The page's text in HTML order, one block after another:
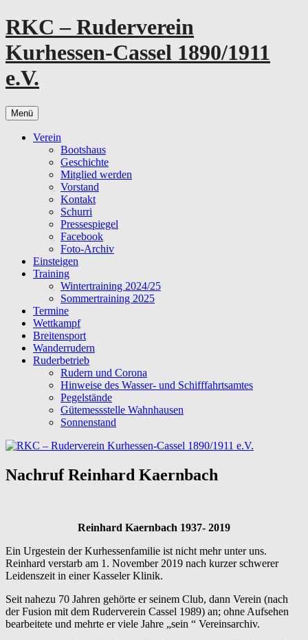
Zum
Inhalt
springen
RKC – Ruderverein
Kurhessen-Cassel 1890/1911
e.V.
Menü
Verein
Bootshaus
Geschichte
Mitglied werden
Vorstand
Kontakt
Schurri
Pressespiegel
Facebook
Foto-Archiv
Einsteigen
Training
Wintertraining 2024/25
Sommertraining 2025
Termine
Wettkampf
Breitensport
Wanderrudern
Ruderbetrieb
Rudern und Corona
Hinweise des Wasser- und Schifffahrtsamtes
Pegelstände
Gütemessstelle Wahnhausen
Sonnenstand
Nachruf Reinhard Kaernbach
Reinhard Kaernbach 1937- 2019
Ein Urgestein der Kurhessenfamilie ist nicht mehr unter uns.
Reinhard verstarb am 1. November 2019 nach kurzer schwerer
Leidenszeit in einer Kasseler Klinik.
Seit nahezu 70 Jahren gehörte er seinem Club, dann Verein (nach
der Fusion mit dem Ruderverein Cassel 1989) an; ohne Aufsehen
bearbeitete und mehrte er viele Jahre „sein “ Vereinsarchiv.